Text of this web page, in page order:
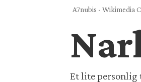
A7nubis - Wikimedia
Et lite personlig